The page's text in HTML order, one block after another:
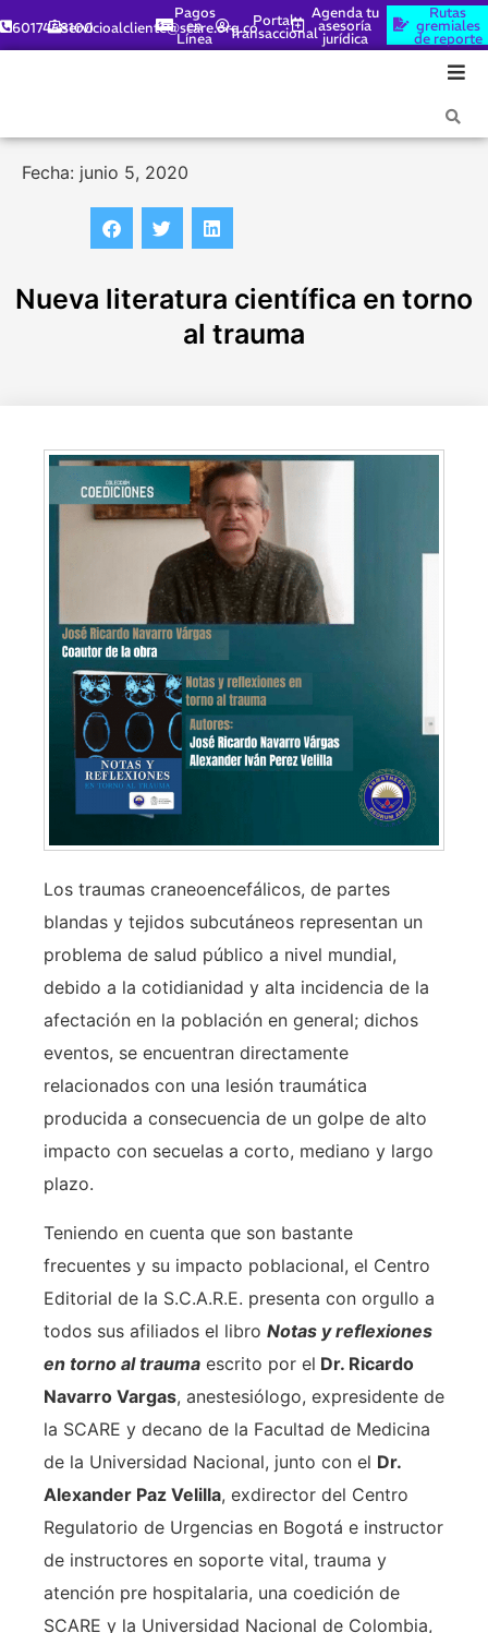
6017448100servicioalcliente@scare.org.co
Pagos
en
Línea
Portal
Transaccional
Agenda tu
asesoría
jurídica
Rutas
gremiales
de reporte
Fecha: junio 5, 2020
Nueva literatura científica en torno
al trauma
Los traumas craneoencefálicos, de partes
blandas y tejidos subcutáneos representan un
problema de salud público a nivel mundial,
debido a la cotidianidad y alta incidencia de la
afectación en la población en general; dichos
eventos, se encuentran directamente
relacionados con una lesión traumática
producida a consecuencia de un golpe de alto
impacto con secuelas a corto, mediano y largo
plazo.
Teniendo en cuenta que son bastante
frecuentes y su impacto poblacional, el Centro
Editorial de la S.C.A.R.E. presenta con orgullo a
todos sus afiliados el libro Notas y reflexiones
en torno al trauma escrito por el Dr. Ricardo
Navarro Vargas, anestesiólogo, expresidente de
la SCARE y decano de la Facultad de Medicina
de la Universidad Nacional, junto con el Dr.
Alexander Paz Velilla, exdirector del Centro
Regulatorio de Urgencias en Bogotá e instructor
de instructores en soporte vital, trauma y
atención pre hospitalaria, una coedición de
SCARE y la Universidad Nacional de Colombia,